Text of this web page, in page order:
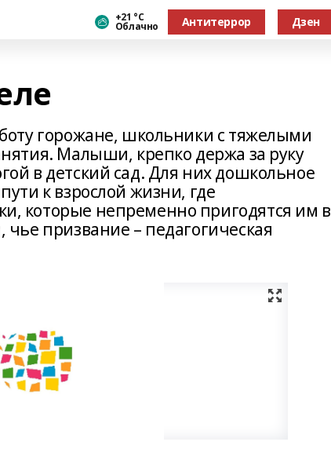
+21 °С
Облачно Антитеррор Дзен
горожане, школьники с тяжелыми
Малыши, крепко держа за руку
в детский сад. Для них дошкольное
к взрослой жизни, где
которые непременно пригодятся им в
призвание – педагогическая